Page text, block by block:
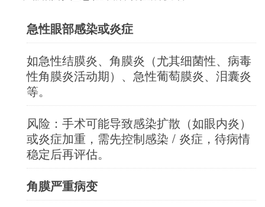
急性眼部感染或炎症
如急性结膜炎、角膜炎（尤其细菌性、病毒
性角膜炎活动期）、急性葡萄膜炎、泪囊炎
等。
风险：手术可能导致感染扩散（如眼内炎）
或炎症加重，需先控制感染 / 炎症，待病情
稳定后再评估。
角膜严重病变